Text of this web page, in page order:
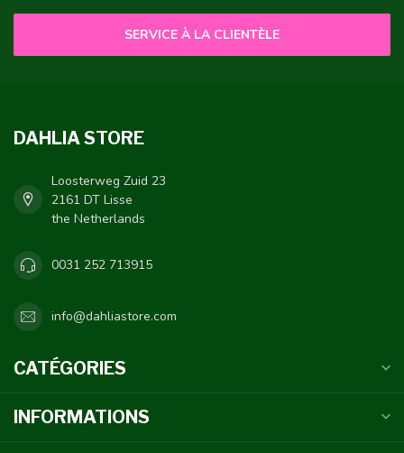
SERVICE À LA CLIENTÈLE
DAHLIA STORE
Loosterweg Zuid 23
2161 DT Lisse
the Netherlands
0031 252 713915
info@dahliastore.com
CATÉGORIES
INFORMATIONS